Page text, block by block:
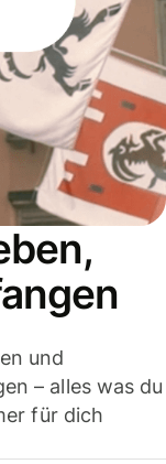
und
– alles was du
für dich